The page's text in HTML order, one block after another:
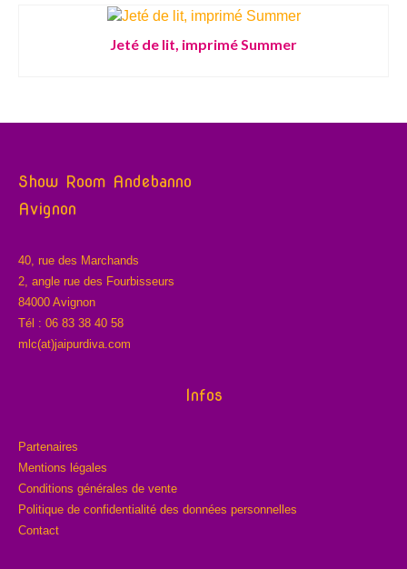
Jeté de lit, imprimé Summer
Show Room Andebanno
Avignon
40, rue des Marchands
2, angle rue des Fourbisseurs
84000 Avignon
Tél : 06 83 38 40 58
mlc(at)jaipurdiva.com
Infos
Partenaires
Mentions légales
Conditions générales de vente
Politique de confidentialité des données personnelles
Contact